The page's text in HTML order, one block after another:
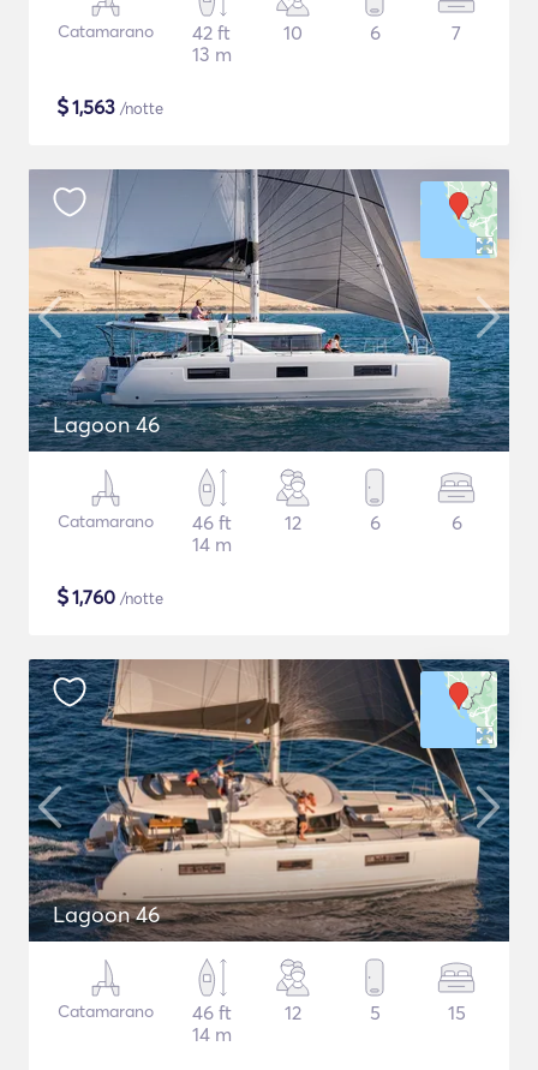
Catamarano
42 ft
13 m
10 6 7
$1,563 /notte
Lagoon 46
Catamarano
46 ft
14 m
12 6 6
$1,760 /notte
Lagoon 46
Catamarano
46 ft
14 m
12 5 15